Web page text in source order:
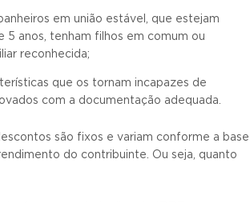
em união estável, que estejam
5 anos, tenham filhos em comum ou
reconhecida;
que os tornam incapazes de
com a documentação adequada.
são fixos e variam conforme a base
do contribuinte. Ou seja, quanto